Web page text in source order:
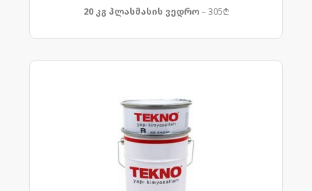
20 კგ პლასმასის ვედრო– 305₾